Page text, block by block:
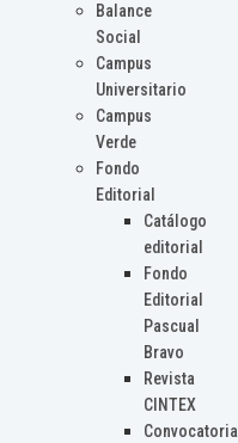
Balance
Social
Campus
Universitario
Campus
Verde
Fondo
Editorial
Catálogo
editorial
Fondo
Editorial
Pascual
Bravo
Revista
CINTEX
Convocatoria